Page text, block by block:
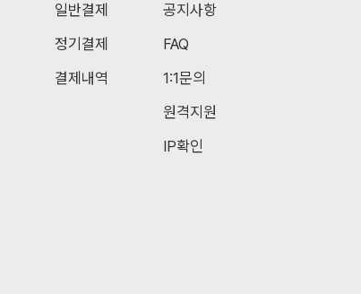
일반결제
정기결제
결제내역
공지사항
FAQ
1:1문의
원격지원
IP확인